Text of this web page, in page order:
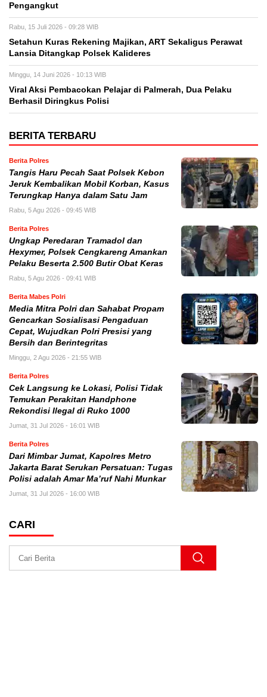
Pengangkut
Rabu, 15 Juli 2026 - 09:28 WIB
Setahun Kuras Rekening Majikan, ART Sekaligus Perawat
Lansia Ditangkap Polsek Kalideres
Minggu, 14 Juni 2026 - 10:13 WIB
Viral Aksi Pembacokan Pelajar di Palmerah, Dua Pelaku
Berhasil Diringkus Polisi
BERITA TERBARU
Berita Polres
Tangis Haru Pecah Saat Polsek Kebon
Jeruk Kembalikan Mobil Korban, Kasus
Terungkap Hanya dalam Satu Jam
Rabu, 5 Agu 2026 - 09:45 WIB
Berita Polres
Ungkap Peredaran Tramadol dan
Hexymer, Polsek Cengkareng Amankan
Pelaku Beserta 2.500 Butir Obat Keras
Rabu, 5 Agu 2026 - 09:41 WIB
Berita Mabes Polri
Media Mitra Polri dan Sahabat Propam
Gencarkan Sosialisasi Pengaduan
Cepat, Wujudkan Polri Presisi yang
Bersih dan Berintegritas
Minggu, 2 Agu 2026 - 21:55 WIB
Berita Polres
Cek Langsung ke Lokasi, Polisi Tidak
Temukan Perakitan Handphone
Rekondisi Ilegal di Ruko 1000
Jumat, 31 Jul 2026 - 16:01 WIB
Berita Polres
Dari Mimbar Jumat, Kapolres Metro
Jakarta Barat Serukan Persatuan: Tugas
Polisi adalah Amar Ma’ruf Nahi Munkar
Jumat, 31 Jul 2026 - 16:00 WIB
CARI